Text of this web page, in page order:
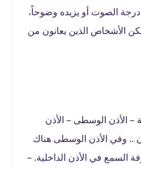
الصوت أو يزيده وضوحاً،
الأشخاص الذين يعانون من
– الأذن الوسطى – الأذن
.. وفي الأذن الوسطى هناك
السمع في الأذن الداخلية. –